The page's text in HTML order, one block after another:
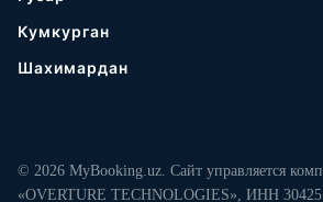
Кумкурган
Шахимардан
© 2026 MyBooking.uz. Сайт управляется
«OVERTURE TECHNOLOGIES», ИНН